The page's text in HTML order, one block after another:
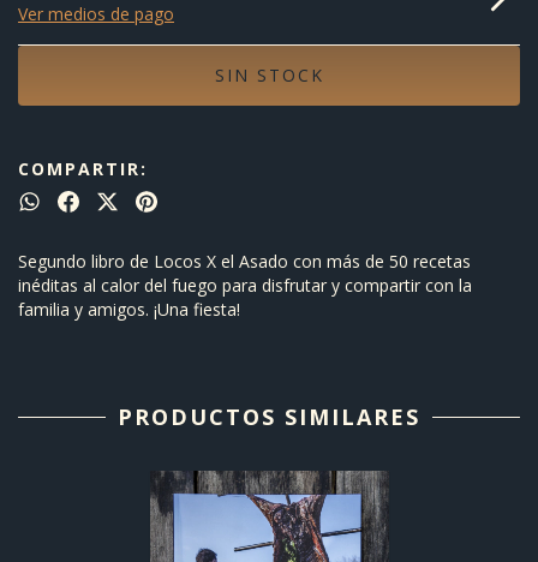
Ver medios de pago
COMPARTIR:
Segundo libro de Locos X el Asado con más de 50 recetas
inéditas al calor del fuego para disfrutar y compartir con la
familia y amigos. ¡Una fiesta!
PRODUCTOS SIMILARES